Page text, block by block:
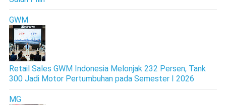
GWM
Retail Sales GWM Indonesia Melonjak 232 Persen, Tank
300 Jadi Motor Pertumbuhan pada Semester I 2026
MG